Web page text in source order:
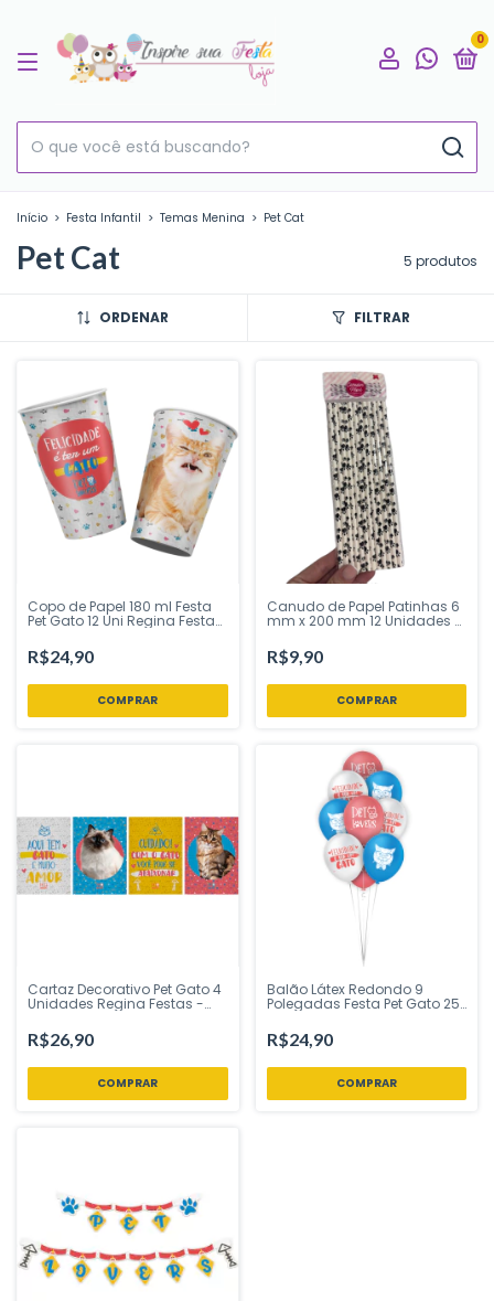
0
Início > Festa Infantil > Temas Menina > Pet Cat
Pet Cat 5 produtos
ORDENAR FILTRAR
Copo de Papel 180 ml Festa
Pet Gato 12 Uni Regina Festas
R$24,90
Canudo de Papel Patinhas 6
mm x 200 mm 12 Unidades –
R$9,90
Cartaz Decorativo Pet Gato 4
Unidades Regina Festas -
R$26,90
Balão Látex Redondo 9
Polegadas Festa Pet Gato 25
sua Festa Loja
R$24,90